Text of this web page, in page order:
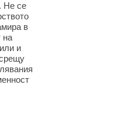
Не се
в
на
и